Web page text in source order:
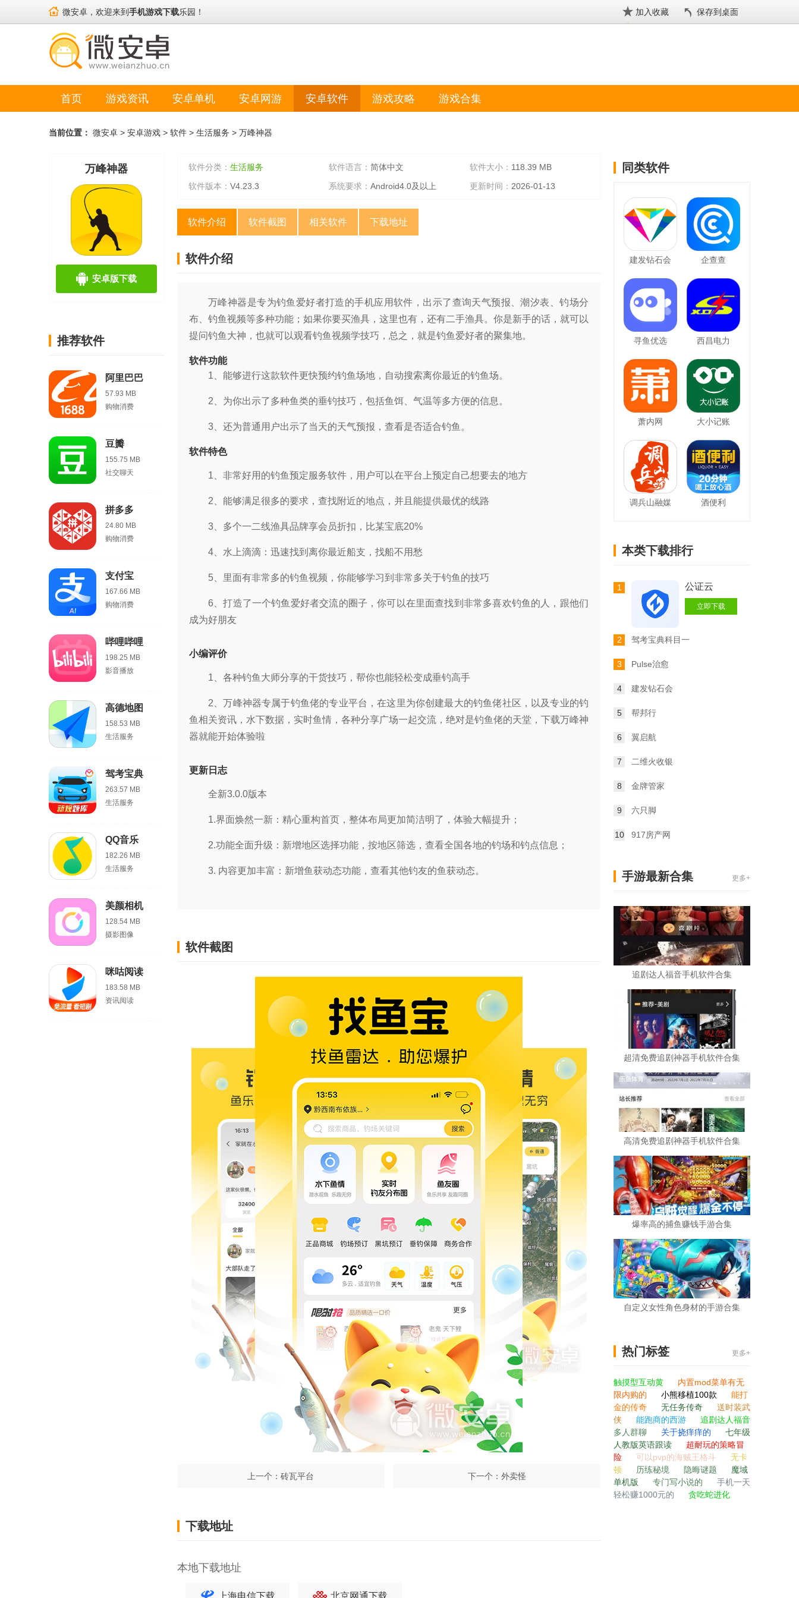
微安卓，欢迎来到手机游戏下载乐园！ 加入收藏 保存到桌面
首页 游戏资讯 安卓单机 安卓网游 安卓软件 游戏攻略 游戏合集
当前位置： 微安卓 > 安卓游戏 > 软件 > 生活服务 > 万峰神器
万峰神器
安卓版下载
推荐软件
阿里巴巴
57.93 MB
购物消费
豆瓣
155.75 MB
社交聊天
拼多多
24.80 MB
购物消费
支付宝
167.66 MB
购物消费
哔哩哔哩
198.25 MB
影音播放
高德地图
158.53 MB
生活服务
驾考宝典
263.57 MB
生活服务
QQ音乐
182.26 MB
生活服务
美颜相机
128.54 MB
摄影图像
咪咕阅读
183.58 MB
资讯阅读
软件分类： 生活服务 软件语言：简体中文 软件大小： 118.39 MB
软件版本： V4.23.3 系统要求：Android4.0及以上 更新时间： 2026-01-13
软件介绍 软件截图 相关软件 下载地址
软件介绍
万峰神器是专为钓鱼爱好者打造的手机应用软件，出示了查询天气预报、潮汐表、钓场分
布、钓鱼视频等多种功能；如果你要买渔具，这里也有，还有二手渔具。你是新手的话，就可以
提问钓鱼大神，也就可以观看钓鱼视频学技巧，总之，就是钓鱼爱好者的聚集地。
软件功能
1、能够进行这款软件更快预约钓鱼场地，自动搜索离你最近的钓鱼场。
2、为你出示了多种鱼类的垂钓技巧，包括鱼饵、气温等多方便的信息。
3、还为普通用户出示了当天的天气预报，查看是否适合钓鱼。
软件特色
1、非常好用的钓鱼预定服务软件，用户可以在平台上预定自己想要去的地方
2、能够满足很多的要求，查找附近的地点，并且能提供最优的线路
3、多个一二线渔具品牌享会员折扣，比某宝底20%
4、水上滴滴：迅速找到离你最近船支，找船不用愁
5、里面有非常多的钓鱼视频，你能够学习到非常多关于钓鱼的技巧
6、打造了一个钓鱼爱好者交流的圈子，你可以在里面查找到非常多喜欢钓鱼的人，跟他们
成为好朋友
小编评价
1、各种钓鱼大师分享的干货技巧，帮你也能轻松变成垂钓高手
2、万峰神器专属于钓鱼佬的专业平台，在这里为你创建最大的钓鱼佬社区，以及专业的钓
鱼相关资讯，水下数据，实时鱼情，各种分享广场一起交流，绝对是钓鱼佬的天堂，下载万峰神
器就能开始体验啦
更新日志
全新3.0.0版本
1.界面焕然一新：精心重构首页，整体布局更加简洁明了，体验大幅提升；
2.功能全面升级：新增地区选择功能，按地区筛选，查看全国各地的钓场和钓点信息；
3. 内容更加丰富：新增鱼获动态功能，查看其他钓友的鱼获动态。
软件截图
上一个：砖瓦平台 下一个： 外卖怪
下载地址
本地下载地址
上海电信下载 北京网通下载
同类软件
建发钻石会 企查查
寻鱼优选 西昌电力
萧内网 大小记账
调兵山融媒 酒便利
本类下载排行
1 公证云
立即下载
2 驾考宝典科目一
3 Pulse治愈
4 建发钻石会
5 帮邦行
6 翼启航
7 二维火收银
8 金牌管家
9 六只脚
10 917房产网
手游最新合集 更多+
追剧达人福音手机软件合集
超清免费追剧神器手机软件合集
高清免费追剧神器手机软件合集
爆率高的捕鱼赚钱手游合集
自定义女性角色身材的手游合集
热门标签 更多+
触摸型互动黄
内置mod菜单有无
限内购的
小熊移植100款
能打
金的传奇
无任务传奇
送时装武
侠
能跑商的西游
追剧达人福音
多人群聊
关于挠痒痒的
七年级
人教版英语跟读
超耐玩的策略冒
险
可以pvp的海贼王格斗
无卡
顿
历练秘境 隐晦谜题
魔域
单机版
专门写小说的
手机一天
轻松赚1000元的
贪吃蛇进化